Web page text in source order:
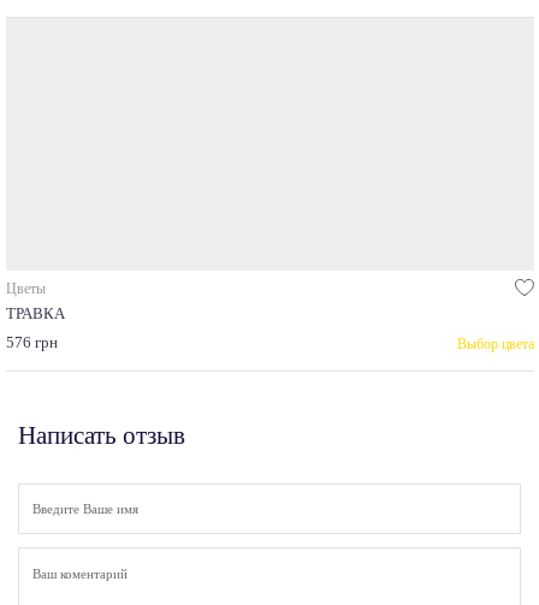
Цветы
ТРАВКА
576 грн
Выбор цвета
Написать отзыв